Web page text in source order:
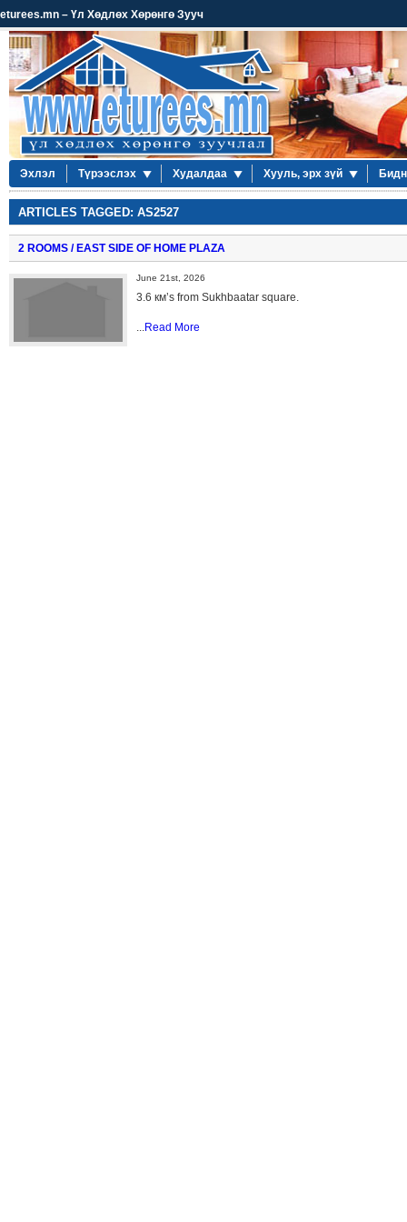
eturees.mn – Үл Хөдлөх Хөрөнгө Зууч
Эхлэл Түрээслэх Худалдаа Хууль, эрх зүй
ARTICLES TAGGED: AS2527
2 ROOMS / EAST SIDE OF HOME PLAZA
June 21st, 2026
3.6 км’s from Sukhbaatar square.
...Read More